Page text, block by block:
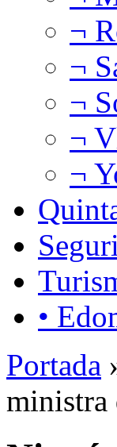
¬
¬
¬
¬
¬
•
Portada
ministra